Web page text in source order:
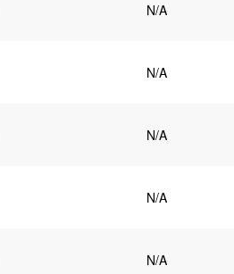
N/A
N/A
N/A
N/A
N/A